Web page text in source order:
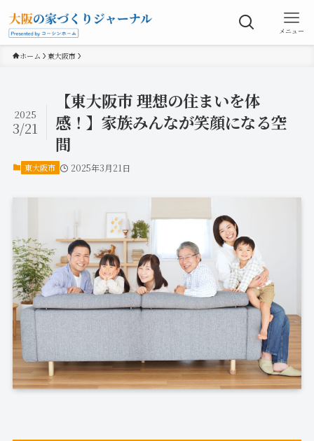
メニュー
ホーム 東大阪市
【東大阪市 理想の住まいを体
感！】家族みんなが笑顔になる空
間
2025
3/21
東大阪市 2025年3月21日